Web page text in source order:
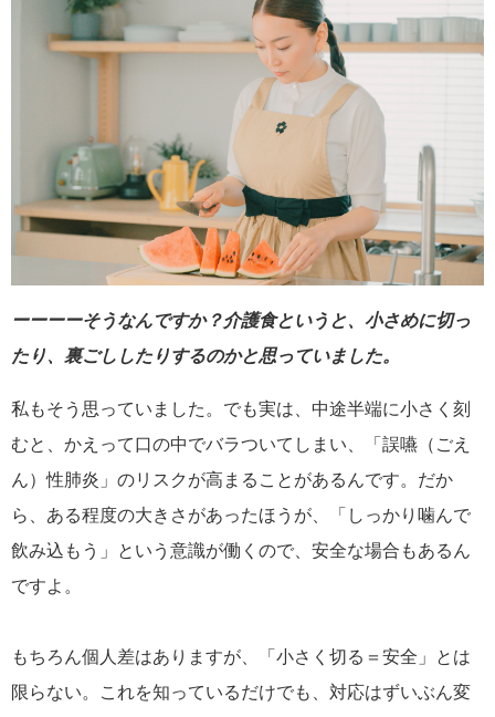
ーーーーそうなんですか？介護食というと、小さめに切っ
たり、裏ごししたりするのかと思っていました。
私もそう思っていました。でも実は、中途半端に小さく刻
むと、かえって口の中でバラついてしまい、「誤嚥（ごえ
ん）性肺炎」のリスクが高まることがあるんです。だか
ら、ある程度の大きさがあったほうが、「しっかり噛んで
飲み込もう」という意識が働くので、安全な場合もあるん
ですよ。
もちろん個人差はありますが、「小さく切る＝安全」とは
限らない。これを知っているだけでも、対応はずいぶん変